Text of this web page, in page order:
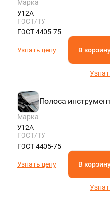
Марка
У12А
ГОСТ/ТУ
ГОСТ 4405-75
Узнать цену В корзину
Полоса
Марка
У12А
ГОСТ/ТУ
ГОСТ 4405-75
Узнать цену В корзину